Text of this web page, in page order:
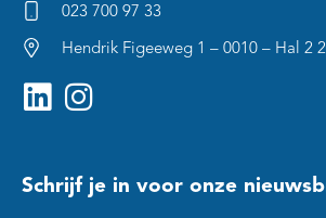
023 700 97 33
Hendrik Figeeweg 1 – 0010 – Hal 2
Schrijf je in voor onze